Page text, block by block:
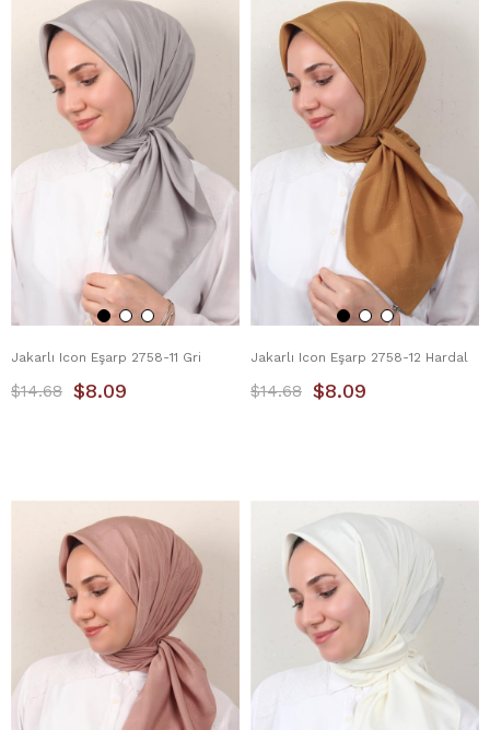
Jakarlı Icon Eşarp 2758-11 Gri
$8.09
$14.68
Jakarlı Icon Eşarp 2758-12 Hardal
$8.09
$14.68